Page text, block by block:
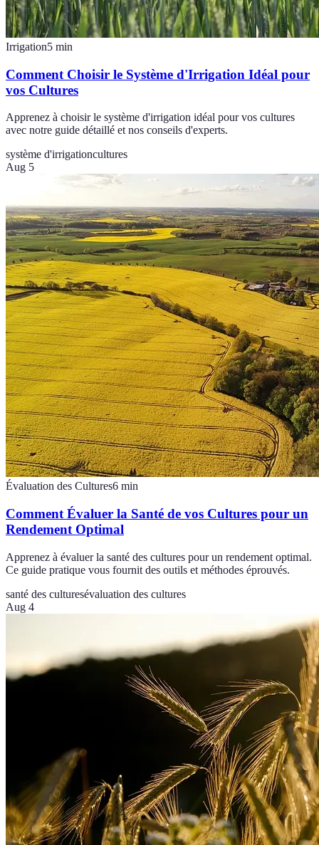
Irrigation5 min
Comment Choisir le Système d'Irrigation Idéal pour
vos Cultures
Apprenez à choisir le système d'irrigation idéal pour vos cultures
avec notre guide détaillé et nos conseils d'experts.
système d'irrigationcultures
Aug 5
Évaluation des Cultures6 min
Comment Évaluer la Santé de vos Cultures pour un
Rendement Optimal
Apprenez à évaluer la santé des cultures pour un rendement optimal.
Ce guide pratique vous fournit des outils et méthodes éprouvés.
santé des culturesévaluation des cultures
Aug 4